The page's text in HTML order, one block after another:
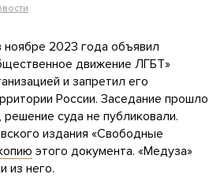
2023 года объявил
движение ЛГБТ»
и запретил его
России. Заседание прошло
суда не публиковали.
издания «Свободные
этого документа. «Медуза»
из него.